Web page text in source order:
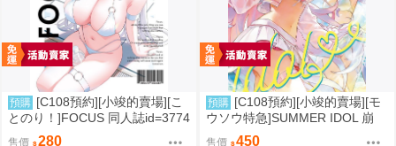
預購 [C108預約][小竣的賣場][こ
とのり！]FOCUS 同人誌id=3774
475
售價 280
預購 [C108預約][小竣的賣場][モ
ウソウ特急]SUMMER IDOL 崩
壞：星穹鐵道 同人誌id=3758363
售價 450